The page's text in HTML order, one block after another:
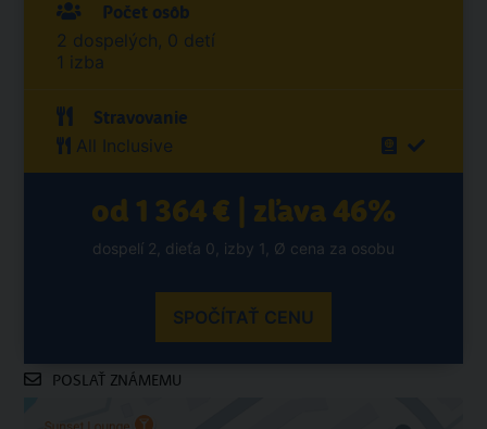
Počet osôb
2 dospelých, 0 detí
1 izba
Stravovanie
All Inclusive
od 1 364 € | zľava 46%
dospelí 2, dieťa 0, izby 1, Ø cena za osobu
SPOČÍTAŤ CENU
POSLAŤ ZNÁMEMU